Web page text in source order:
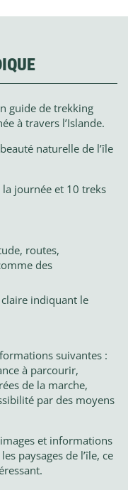
guide de trekking
à travers l’Islande.
naturelle de l’île
journée et 10 treks
routes,
des
indiquant le
suivantes :
à parcourir,
de la marche,
par des moyens
et informations
paysages de l’île, ce